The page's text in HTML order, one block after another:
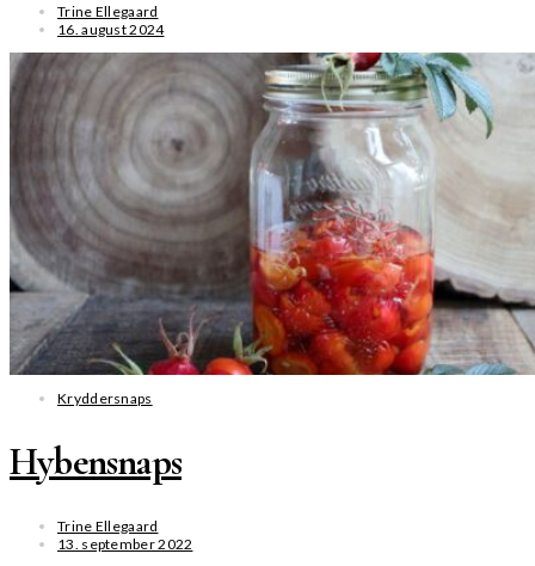
Trine Ellegaard
16. august 2024
SE MERE
Kryddersnaps
Hybensnaps
Trine Ellegaard
13. september 2022